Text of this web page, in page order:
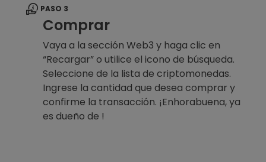
PASO 3
Comprar
Vaya a la sección Web3 y haga clic en
“Recargar” o utilice el icono de búsqueda.
Seleccione de la lista de criptomonedas.
Ingrese la cantidad que desea comprar y
confirme la transacción. ¡Enhorabuena, ya
es dueño de !